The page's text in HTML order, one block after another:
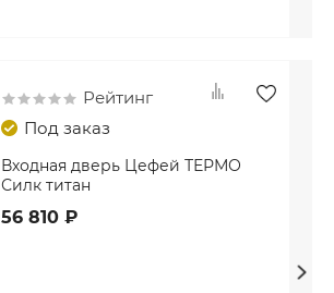
Рейтинг
Под заказ
Входная дверь Цефей ТЕРМО
Силк титан
56 810 ₽